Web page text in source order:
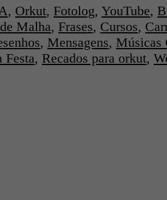
, Orkut, Fotolog, YouTube,
Malha, Frases, Cursos,
, Mensagens, Músicas
Festa, Recados para orkut,